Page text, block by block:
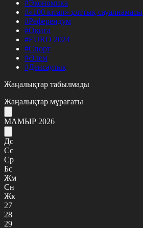
#Экономика
#«100 кітап» ұлттық сауалнамасы
#Референдум
#Оқиға
#EURO 2024
#Спорт
#Әлем
#Денсаулық
Жаңалықтар табылмады
Жаңалықтар мұрағаты
МАМЫР 2026
Дс
Сс
Ср
Бс
Жм
Сн
Жк
27
28
29